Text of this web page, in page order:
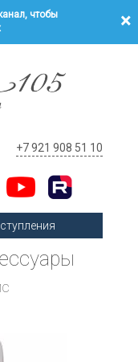
чтобы
+7 921 908 51 10